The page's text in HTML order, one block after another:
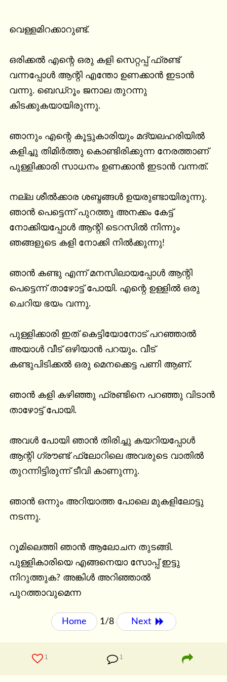
വെള്ളമിറക്കാറുണ്ട്.
ഒരിക്കൽ എന്റെ ഒരു കളി സെറ്റപ്പ് ഫ്രണ്ട്
വന്നപ്പോൾ ആന്റി എന്തോ ഉണക്കാൻ ഇടാൻ
വന്നു. ബെഡ്‌റൂം ജനാല തുറന്നു
കിടക്കുകയായിരുന്നു.
ഞാനും എന്റെ കൂട്ടുകാരിയും മദ്യലഹരിയിൽ
കളിച്ചു തിമിർത്തു കൊണ്ടിരിക്കുന്ന നേരത്താണ്
പുള്ളിക്കാരി സാധനം ഉണക്കാൻ ഇടാൻ വന്നത്.
നല്ല ശീൽക്കാര ശബ്ദങ്ങൾ ഉയരുണ്ടായിരുന്നു.
ഞാൻ പെട്ടെന്ന് പുറത്തു അനക്കം കേട്ട്
നോക്കിയപ്പോൾ ആന്റി ടെറസിൽ നിന്നും
ഞങ്ങളുടെ കളി നോക്കി നിൽക്കുന്നു!
ഞാൻ കണ്ടു എന്ന് മനസിലായപ്പോൾ ആന്റി
പെട്ടെന്ന് താഴോട്ട് പോയി. എന്റെ ഉള്ളിൽ ഒരു
ചെറിയ ഭയം വന്നു.
പുള്ളിക്കാരി ഇത് കെട്ടിയോനോട് പറഞ്ഞാൽ
അയാൾ വീട് ഒഴിയാൻ പറയും. വീട്
കണ്ടുപിടിക്കൽ ഒരു മെനക്കെട്ട പണി ആണ്.
ഞാൻ കളി കഴിഞ്ഞു ഫ്രണ്ടിനെ പറഞ്ഞു വിടാൻ
താഴോട്ട് പോയി.
അവൾ പോയി ഞാൻ തിരിച്ചു കയറിയപ്പോൾ
ആന്റി ഗ്രൗണ്ട് ഫ്ലോറിലെ അവരുടെ വാതിൽ
തുറന്നിട്ടിരുന്ന് ടീവി കാണുന്നു.
ഞാൻ ഒന്നും അറിയാത്ത പോലെ മുകളിലോട്ടു
നടന്നു.
റൂമിലെത്തി ഞാൻ ആലോചന തുടങ്ങി.
പുള്ളികാരിയെ എങ്ങനെയാ സോപ്പ് ഇട്ടു
നിറുത്തുക? അങ്കിൾ അറിഞ്ഞാൽ
പുറത്താവുമെന്ന
Home 1/8 Next
1 1